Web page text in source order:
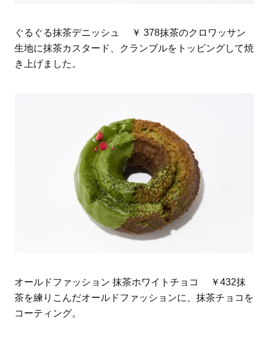
ぐるぐる抹茶デニッシュ ￥ 378抹茶のクロワッサン
生地に抹茶カスタード、クランブルをトッピングして焼
き上げました。
オールドファッション 抹茶ホワイトチョコ ￥432抹
茶を練りこんだオールドファッションに、抹茶チョコを
コーティング。